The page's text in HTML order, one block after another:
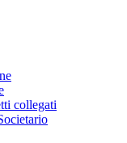
collegati